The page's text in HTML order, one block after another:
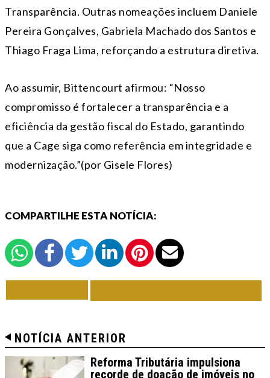
Transparência. Outras nomeações incluem Daniele
Pereira Gonçalves, Gabriela Machado dos Santos e
Thiago Fraga Lima, reforçando a estrutura diretiva.
Ao assumir, Bittencourt afirmou: “Nosso
compromisso é fortalecer a transparência e a
eficiência da gestão fiscal do Estado, garantindo
que a Cage siga como referência em integridade e
modernização.”(por Gisele Flores)
COMPARTILHE ESTA NOTÍCIA:
NOTÍCIA ANTERIOR
Reforma Tributária impulsiona
recorde de doação de imóveis no